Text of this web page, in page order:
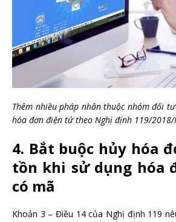
Thêm nhiều pháp nhân thuộc nhóm đối
hóa đơn điện tử theo Nghị định 119/2018/
4. Bắt buộc hủy hóa
tồn khi sử dụng hóa
có mã
Khoản 3 – Điều 14 của Nghị định 119